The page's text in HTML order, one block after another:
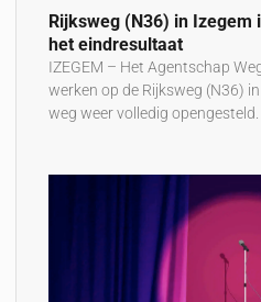
Rijksweg (N36) in Izegem
het eindresultaat
IZEGEM – Het Agentschap
werken op de Rijksweg (N36)
weg weer volledig opengesteld.